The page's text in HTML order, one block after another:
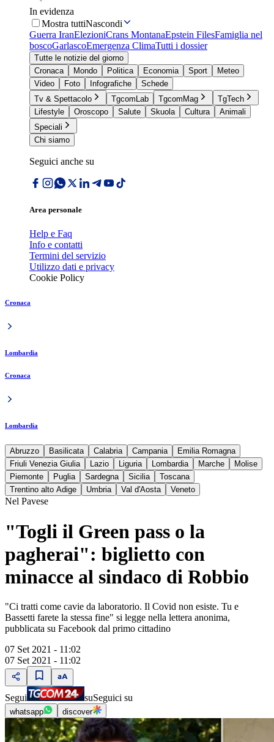
In evidenza
Mostra tuttiNascondi
Guerra IranElezioniCrans MontanaEpstein FilesFamiglia nel
boscoGarlascoEmergenza ClimaTutti i dossier
Tutte le notizie del giorno
Cronaca
Mondo Politica Economia Sport
Meteo
Video
Foto Infografiche
Schede
Tv & Spettacolo
TgcomLab TgcomMag
TgTech
Lifestyle
Oroscopo Salute Skuola Cultura
Animali
Speciali
Chi siamo
Seguici anche su
Area personale
Help e Faq
Info e contatti
Termini del servizio
Utilizzo dati e privacy
Cookie Policy
Cronaca
Lombardia
Cronaca
Lombardia
Abruzzo Basilicata Calabria Campania
Emilia Romagna
Friuli Venezia Giulia
Lazio Liguria Lombardia Marche
Molise
Piemonte
Puglia Sardegna Sicilia
Toscana
Trentino alto Adige
Umbria Val d'Aosta Veneto
Nel Pavese
"Togli il Green pass o la
pagherai": biglietto con
minacce al sindaco di Robbio
"Ci tratti come cavie da laboratorio. Il Covid non esiste. Tu e
Bassetti farete la stessa fine" si legge nella lettera anonima,
pubblicata su Facebook dal primo cittadino
07 Set 2021 - 11:02
07 Set 2021 - 11:02
Segui suSeguici su
whatsapp discover